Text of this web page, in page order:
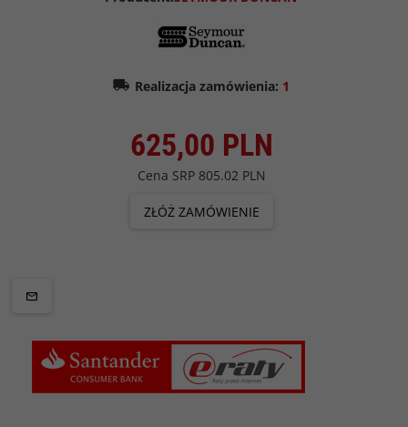
Realizacja zamówienia: 1
625,00 PLN
Cena SRP 805.02 PLN
ZŁÓŻ ZAMÓWIENIE